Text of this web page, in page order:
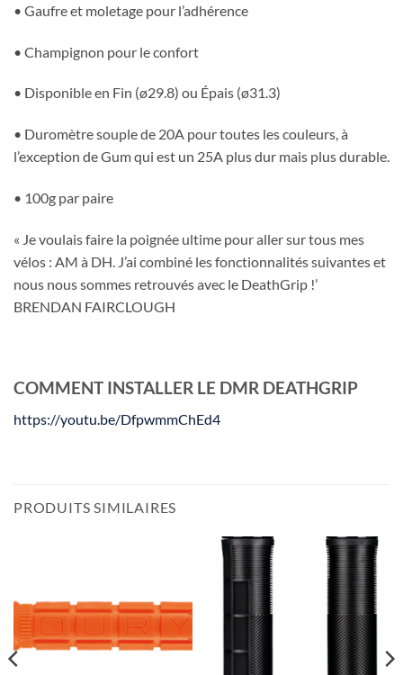
• Gaufre et moletage pour l’adhérence
• Champignon pour le confort
• Disponible en Fin (ø29.8) ou Épais (ø31.3)
• Duromètre souple de 20A pour toutes les couleurs, à
l’exception de Gum qui est un 25A plus dur mais plus durable.
• 100g par paire
« Je voulais faire la poignée ultime pour aller sur tous mes
vélos : AM à DH. J’ai combiné les fonctionnalités suivantes et
nous nous sommes retrouvés avec le DeathGrip !’
BRENDAN FAIRCLOUGH
COMMENT INSTALLER LE DMR DEATHGRIP
https://youtu.be/DfpwmmChEd4
PRODUITS SIMILAIRES